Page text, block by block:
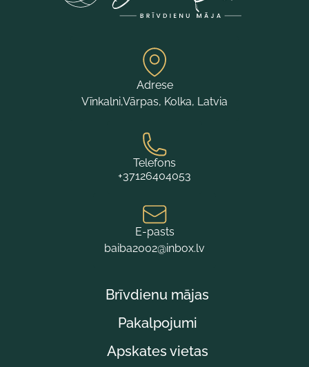
Adrese
Vīnkalni,Vārpas, Kolka, Latvia
Telefons
+37126404053
E-pasts
baiba2002@inbox.lv
Brīvdienu mājas
Pakalpojumi
Apskates vietas